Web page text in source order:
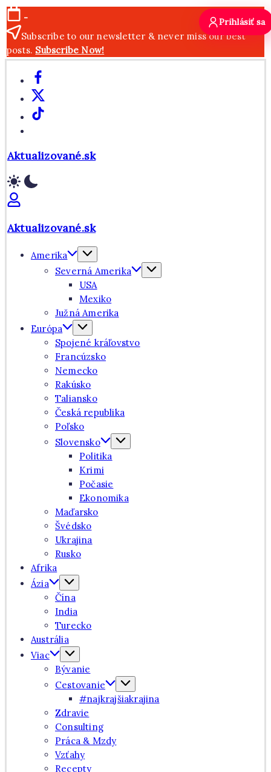
Skip
to
content
-
Subscribe to our newsletter & never miss our best
posts. Subscribe Now!
Facebook
X
TikTok
Aktualizované.sk
Aktualizované.sk
Amerika
Severná Amerika
USA
Mexiko
Južná Amerika
Európa
Spojené kráľovstvo
Francúzsko
Nemecko
Rakúsko
Taliansko
Česká republika
Poľsko
Slovensko
Politika
Krimi
Počasie
Ekonomika
Maďarsko
Švédsko
Ukrajina
Rusko
Afrika
Ázia
Čína
India
Turecko
Austrália
Viac
Bývanie
Cestovanie
#najkrajšiakrajina
Zdravie
Consulting
Práca & Mzdy
Vzťahy
Recepty
Prihlásiť sa